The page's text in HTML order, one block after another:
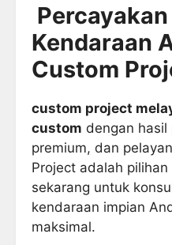
Kendaraan
Custom
custom project
custom dengan hasil
premium, dan
Project adalah
sekarang untuk
kendaraan impian
maksimal.